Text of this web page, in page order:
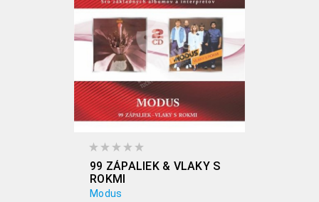
99 ZÁPALIEK & VLAKY S
ROKMI
Modus